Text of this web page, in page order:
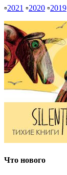
▫2021 ▫2020 ▫2019
Что нового